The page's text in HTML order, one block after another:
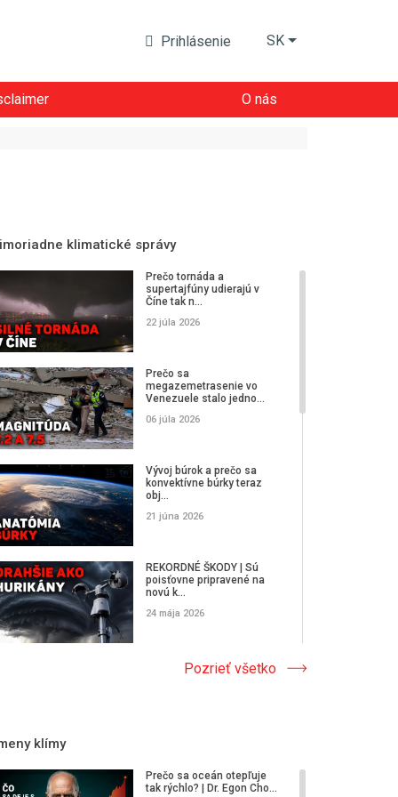
Prihlásenie SK
O nás
klimatické správy
Prečo tornáda a
supertajfúny udierajú v
Číne tak n...
22 júla 2026
Prečo sa
megazemetrasenie vo
Venezuele stalo jedno...
06 júla 2026
Vývoj búrok a prečo sa
konvektívne búrky teraz
obj...
21 júna 2026
REKORDNÉ ŠKODY | Sú
poisťovne pripravené na
novú k...
24 mája 2026
Ako nanoplast premenil
obyčajnú búrku na
presahovať hranice fyziky?
26 apríla 2026
Pozrieť všetko
klímy
Prečo sa oceán otepľuje
tak rýchlo? | Dr. Egon Cho...